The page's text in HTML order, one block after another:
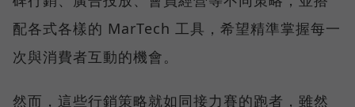
配各式各樣的 MarTech 工具，希望精準掌握每一
次與消費者互動的機會。
然而，這些行銷策略就如同接力賽的跑者，雖然